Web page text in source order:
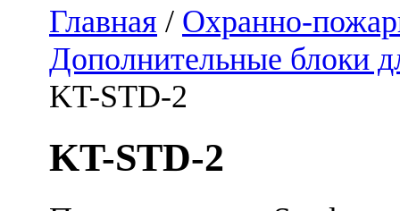
Главная / Охранно-
Дополнительные блоки
KT-STD-2
KT-STD-2